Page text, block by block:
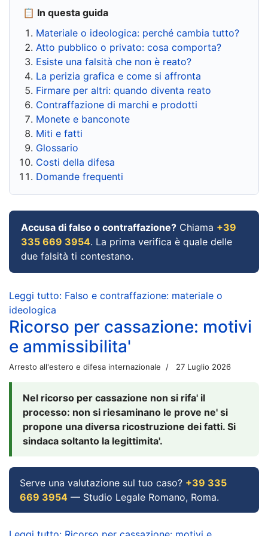
📋 In questa guida
Materiale o ideologica: perché cambia tutto?
Atto pubblico o privato: cosa comporta?
Esiste una falsità che non è reato?
La perizia grafica e come si affronta
Firmare per altri: quando diventa reato
Contraffazione di marchi e prodotti
Monete e banconote
Miti e fatti
Glossario
Costi della difesa
Domande frequenti
Accusa di falso o contraffazione? Chiama +39
335 669 3954. La prima verifica è quale delle
due falsità ti contestano.
Leggi tutto: Falso e contraffazione: materiale o
ideologica
Ricorso per cassazione: motivi
e ammissibilita'
Arresto all'estero e difesa internazionale 27 Luglio 2026
Nel ricorso per cassazione non si rifa' il
processo: non si riesaminano le prove ne' si
propone una diversa ricostruzione dei fatti. Si
sindaca soltanto la legittimita'.
Serve una valutazione sul tuo caso? +39 335
669 3954 — Studio Legale Romano, Roma.